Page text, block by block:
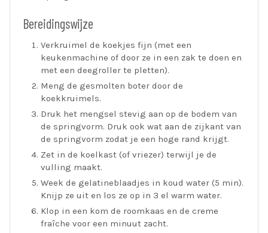
Bereidingswijze
Verkruimel de koekjes fijn (met een
keukenmachine of door ze in een zak te doen en
met een deegroller te pletten).
Meng de gesmolten boter door de
koekkruimels.
Druk het mengsel stevig aan op de bodem van
de springvorm. Druk ook wat aan de zijkant van
de springvorm zodat je een hoge rand krijgt.
Zet in de koelkast (of vriezer) terwijl je de
vulling maakt.
Week de gelatineblaadjes in koud water (5 min).
Knijp ze uit en los ze op in 3 el warm water.
Klop in een kom de roomkaas en de creme
fraîche voor een minuut zacht.